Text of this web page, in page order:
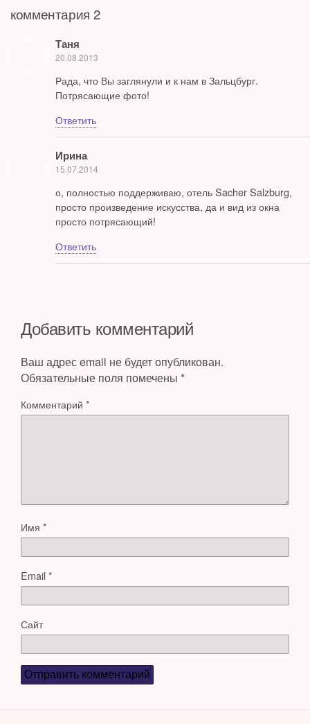
комментария 2
Таня
20.08.2013
Рада, что Вы заглянули и к нам в Зальцбург.
Потрясающие фото!
Ответить
Ирина
15.07.2014
о, полностью поддерживаю, отель Sacher Salzburg,
просто произведение искусства, да и вид из окна
просто потрясающий!
Ответить
Добавить комментарий
Ваш адрес email не будет опубликован.
Обязательные поля помечены *
Комментарий *
Имя *
Email*
Сайт